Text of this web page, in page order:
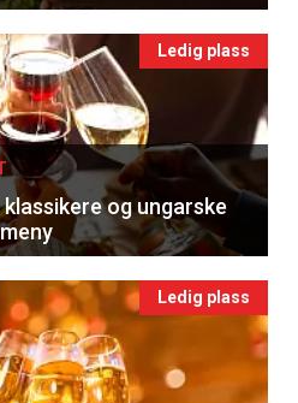
Ledig plass
og ungarske
Ledig plass